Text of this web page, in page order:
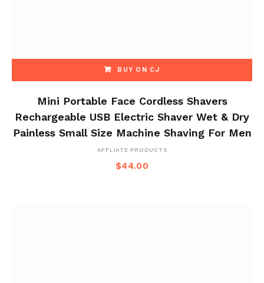
BUY ON CJ
Mini Portable Face Cordless Shavers
Rechargeable USB Electric Shaver Wet & Dry
Painless Small Size Machine Shaving For Men
AFFLIATE PRODUCTS
$44.00